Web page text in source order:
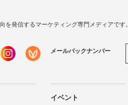
発信するマーケティング専門メディアです。
メールバックナンバー
イベント